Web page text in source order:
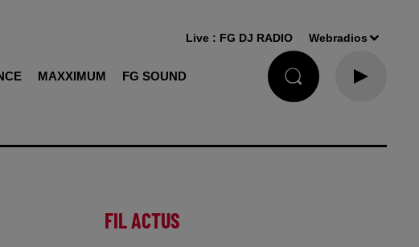
MAXXIMUM FG SOUND
Live : FG DJ RADIO Webradios
FIL ACTUS